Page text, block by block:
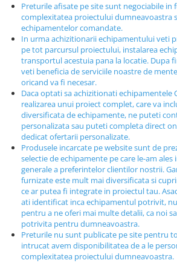
Tenis si Volei
Ciclism
Street Workout
Terenuri Multisport
Trasee Ninja
Echipamente fitness
Mese de jocuri
MOBILIER URBAN
Garduri/Imprejmuiri
Cosuri de gunoi
Panouri pentru informare/Marcaje
Foisoare si pergole
Rastel Biciclete
Banci
Preturile afisate pe site sunt negociabile in
complexitatea proiectului dumneavoastra
echipamentelor comandate.
In urma achizitionarii echipamentului veti
pe tot parcursul proiectului, instalarea
transportul acestuia pana la locatie. Dupa
veti beneficia de serviciile noastre de
oricand va fi necesar.
Daca optati sa achizitionati echipamentele
realizarea unui proiect complet, care va
diversificata de echipamente, ne puteti
personalizata sau puteti completa direct
dedicat ofertarii personalizate.
Produsele incarcate pe website sunt de
selectie de echipamente pe care le-am ales
generale a preferintelor clientilor nostrii.
furnizate este mult mai diversificata si
ce ar putea fi integrate in proiectul tau.
ati identificat inca echipamentul potrivit,
pentru a ne oferi mai multe detalii, ca noi
potrivita pentru dumneavoastra.
Preturile nu sunt publicate pe site pentru
intrucat avem disponibilitatea de a le
complexitatea proiectului dumneavoastra.